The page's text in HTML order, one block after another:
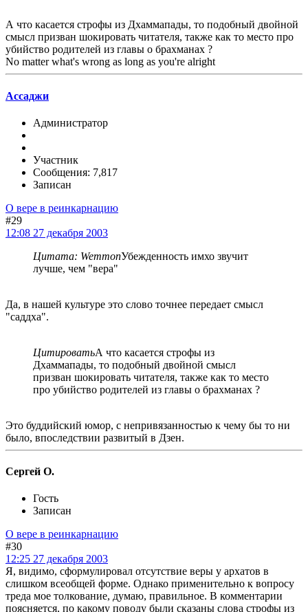
А что касается строфы из Дхаммапады, то подобный двойной
смысл призван шокировать читателя, также как то место про
убийство родителей из главы о брахманах ?
No matter what's wrong as long as you're alright
Ассаджи
Администратор
Участник
Сообщения: 7,817
Записан
О вере в реинкарнацию
#29
12:08 27 декабря 2003
Цитата: WemmonУбежденность имхо звучит
лучше, чем "вера"
Да, в нашей культуре это слово точнее передает смысл
"саддха".
ЦитироватьА что касается строфы из
Дхаммапады, то подобный двойной смысл
призван шокировать читателя, также как то место
про убийство родителей из главы о брахманах ?
Это буддийский юмор, с непривязанностью к чему бы то ни
было, впоследствии развитый в Дзен.
Сергей О.
Гость
Записан
О вере в реинкарнацию
#30
12:25 27 декабря 2003
Я, видимо, сформулировал отсутствие веры у архатов в
слишком всеобщей форме. Однако применительно к вопросу
треда мое толкование, думаю, правильное. В комментарии
поясняется, по какому поводу были сказаны слова строфы из